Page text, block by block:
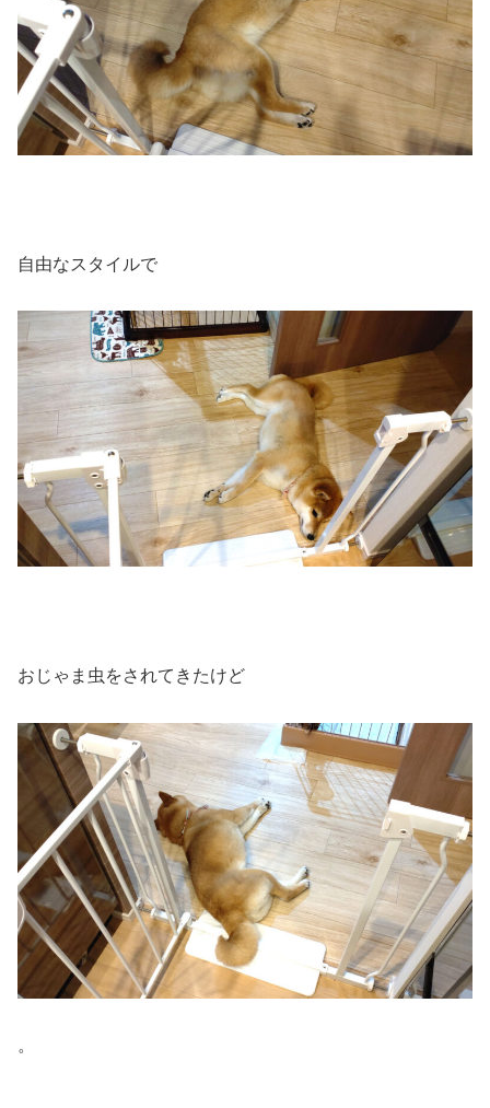
自由なスタイルで
おじゃま虫をされてきたけど
。